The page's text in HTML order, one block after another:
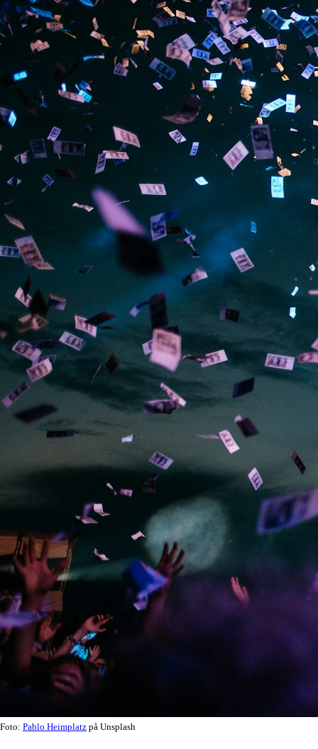
Foto: Pablo Heimplatz på Unsplash